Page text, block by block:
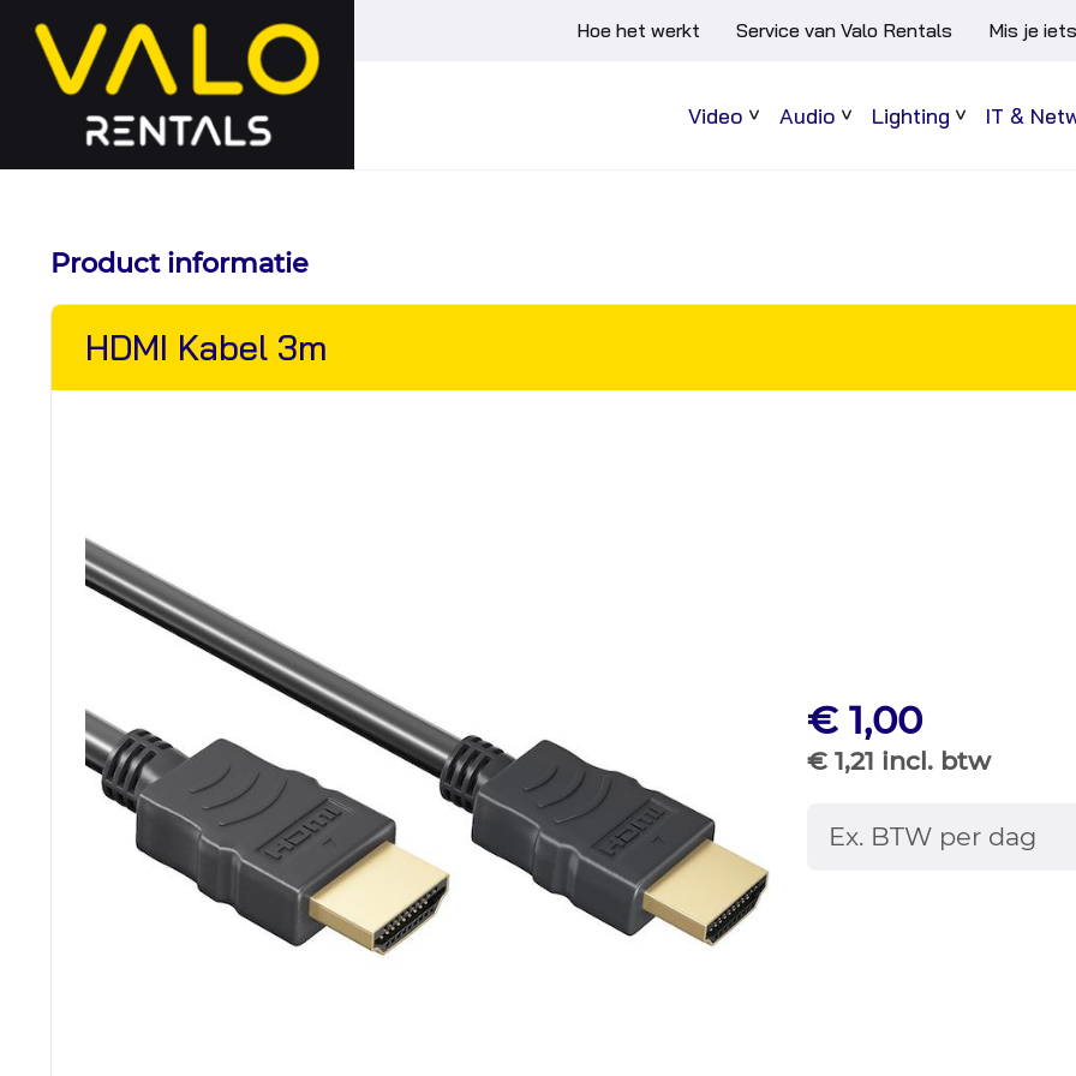
Hoofdmenu
overslaan
Hoe het werkt Service van Valo Rentals Mis je
Video
Sub
Audio
Sub
Lighting
Sub
IT &
Product informatie
HDMI Kabel 3m
€ 1,00
€ 1,21 incl. btw
Ex. BTW per dag